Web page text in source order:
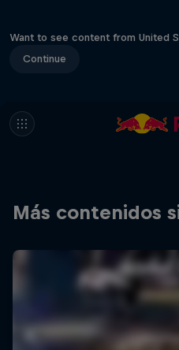
Want to see content from United
Continue
Más contenidos